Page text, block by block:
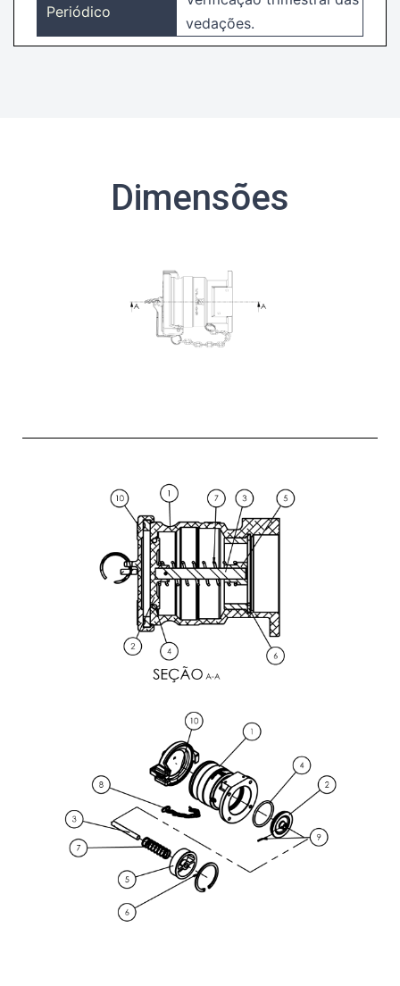
Periódico
vedações.
Dimensões